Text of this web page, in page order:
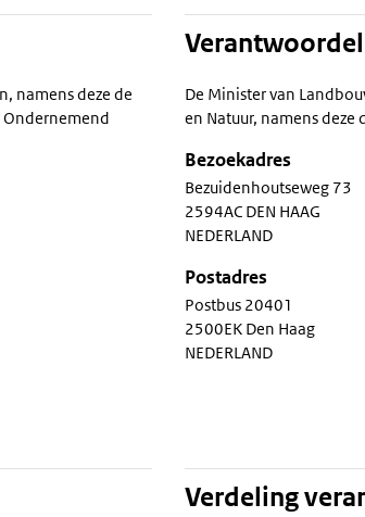
namens deze de
De Minister van
en Natuur, namens deze
Bezoekadres
Bezuidenhoutseweg 73
2594AC DEN HAAG
NEDERLAND
Postadres
Postbus 20401
2500EK Den Haag
NEDERLAND
Verdeling